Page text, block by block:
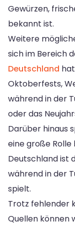
Gewürzen,
bekannt ist.
Weitere
sich im Bereich
Deutschland
Oktoberfests,
während in der
oder das
Darüber hinaus
eine große
Deutschland ist
während in der
spielt.
Trotz fehlender
Quellen können